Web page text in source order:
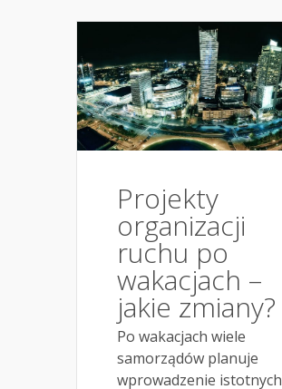
Projekty
organizacji
ruchu po
wakacjach –
jakie zmiany?
Po wakacjach wiele
samorządów planuje
wprowadzenie istotnych